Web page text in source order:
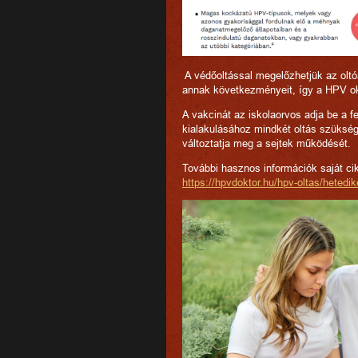
A védőoltással megelőzhetjük az
annak következményeit, így a HPV
A vakcinát az iskolaorvos adja be a
kialakulásához mindkét oltás
változtatja meg a sejtek működését.
További hasznos információk saját
https://hpvdoktor.hu/hpv-oltas/